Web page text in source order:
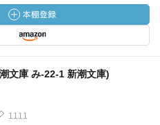
文庫 み-22-1 新潮文庫)
1111